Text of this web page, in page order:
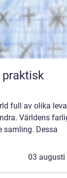
full av olika
Världens
samling. Dessa
03 augusti